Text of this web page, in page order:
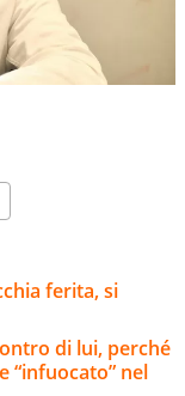
ferita, si
di lui, perché
“infuocato” nel